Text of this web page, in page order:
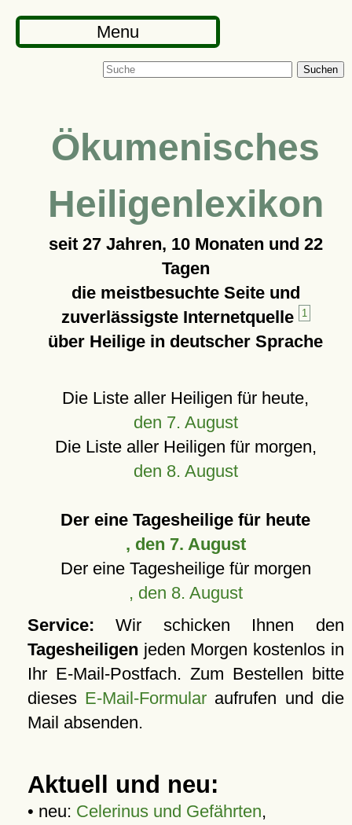
Menu
Suchen
Ökumenisches
Heiligenlexikon
seit 27 Jahren, 10 Monaten und 22
Tagen
die meistbesuchte Seite und
zuverlässigste Internetquelle
1
über Heilige in deutscher Sprache
Die Liste aller Heiligen für heute,
den 7. August
Die Liste aller Heiligen für morgen,
den 8. August
Der eine Tagesheilige für heute
, den 7. August
Der eine Tagesheilige für morgen
, den 8. August
Service: Wir schicken Ihnen den
Tagesheiligen jeden Morgen kostenlos in
Ihr E-Mail-Postfach. Zum Bestellen bitte
dieses E-Mail-Formular aufrufen und die
Mail absenden.
Aktuell und neu:
• neu: Celerinus und Gefährten,